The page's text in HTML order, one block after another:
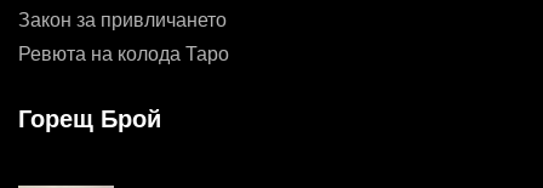
Закон за привличането
Ревюта на колода Таро
Горещ Брой